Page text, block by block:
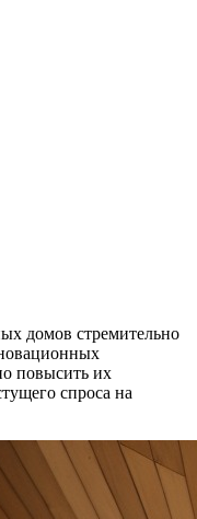
домов стремительно
повысить их
спроса на